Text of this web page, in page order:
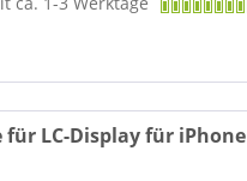
für LC-Display für